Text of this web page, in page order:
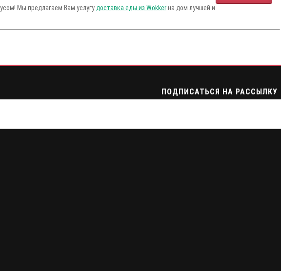
Мы предлагаем Вам услугу доставка еды из Wokkerна дом лучшей и
ПОДПИСАТЬСЯ НА РАССЫЛКУ